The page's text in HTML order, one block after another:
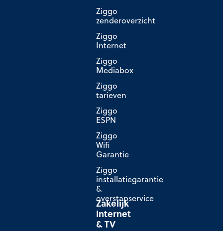
Ziggo
zenderoverzicht
Ziggo
Internet
Ziggo
Mediabox
Ziggo
tarieven
Ziggo
ESPN
Ziggo
Wifi
Garantie
Ziggo
installatiegarantie
&
overstapservice
Zakelijk
Internet
& TV